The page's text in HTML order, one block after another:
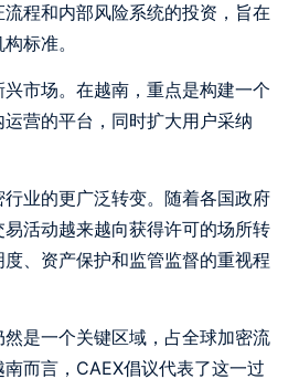
程和内部风险系统的投资，旨在
标准。
市场。在越南，重点是构建一个
营的平台，同时扩大用户采纳
业的更广泛转变。随着各国政府
活动越来越向获得许可的场所转
、资产保护和监管监督的重视程
是一个关键区域，占全球加密流
而言，CAEX倡议代表了这一过